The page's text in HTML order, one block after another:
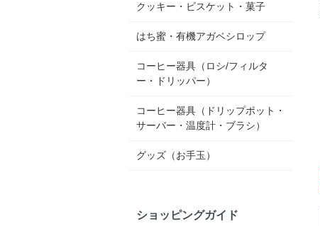
クッキー・ビスケット・菓子
はち蜜・有機アガベシロップ
コーヒー器具（ロシ/フィルタ
ー・ドリッパー）
コーヒー器具（ドリップポット・
サーバー・温度計・ブラシ）
グッズ（お手玉）
ショッピングガイド